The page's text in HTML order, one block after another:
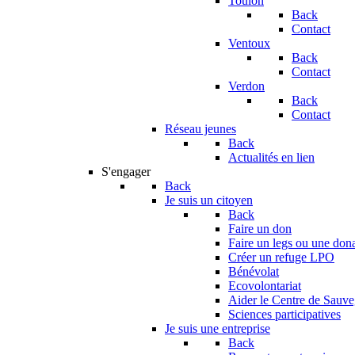
Back
Contact
Ventoux
Back
Contact
Verdon
Back
Contact
Réseau jeunes
Back
Actualités en lien
S'engager
Back
Je suis un citoyen
Back
Faire un don
Faire un legs ou une
Créer un refuge LPO
Bénévolat
Ecovolontariat
Aider le Centre de
Sciences participatives
Je suis une entreprise
Back